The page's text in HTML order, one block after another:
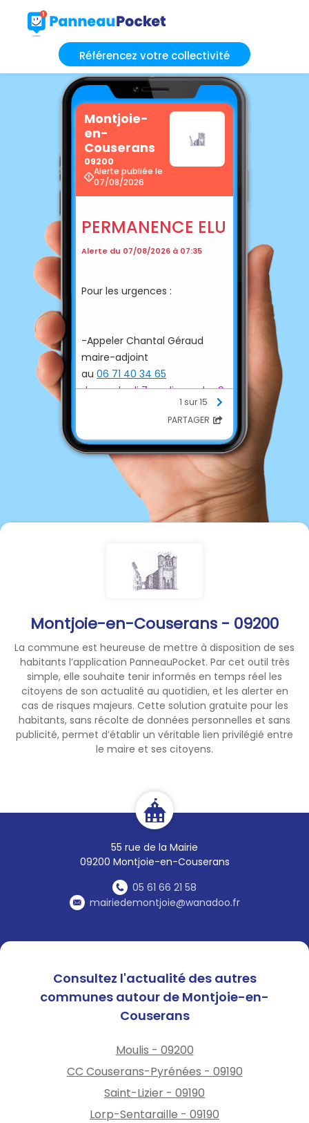
Référencez votre collectivité
Montjoie-en-Couserans - 09200
La commune est heureuse de mettre à disposition de ses
habitants l’application PanneauPocket. Par cet outil très
simple, elle souhaite tenir informés en temps réel les
citoyens de son actualité au quotidien, et les alerter en
cas de risques majeurs. Cette solution gratuite pour les
habitants, sans récolte de données personnelles et sans
publicité, permet d’établir un véritable lien privilégié entre
le maire et ses citoyens.
55 rue de la Mairie
09200 Montjoie-en-Couserans
05 61 66 21 58
mairiedemontjoie@wanadoo.fr
Montjoie-
en-
Couserans
09200
Alerte publiée le
07/08/2026
PERMANENCE ELU
Alerte du 07/08/2026 à 07:35
Pour les urgences :
-Appeler Chantal Géraud
maire-adjoint
au 06 71 40 34 65
du vendredi 7 au dimanche 9
1 sur 15
PARTAGER
Consultez l'actualité des autres
communes autour de Montjoie-en-
Couserans
Moulis - 09200
CC Couserans-Pyrénées - 09190
Saint-Lizier - 09190
Lorp-Sentaraille - 09190